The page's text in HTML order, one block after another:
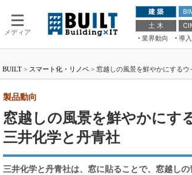
メディア
建 築
土 木
業界動向
導
ドロー
ムチェ
BUILT > スマート化・リノベ > 窓越しの風景を鮮やかにする
窓越しの風景を鮮やかにす
三井化学と丹青社
製品動向
三井化学と丹青社は、窓に貼ることで、窓越し